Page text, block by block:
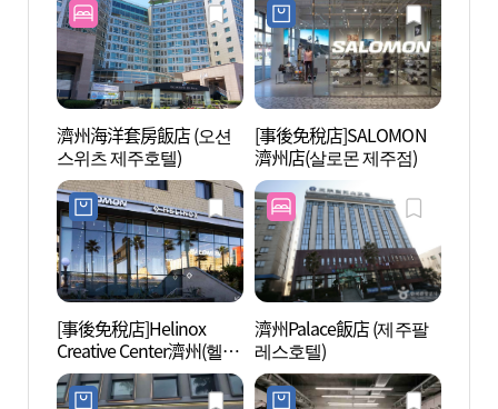
濟州海洋套房飯店 (오션
스위츠 제주호텔)
[事後免稅店]SALOMON
濟州店(살로몬 제주점)
[事後免稅店]Helinox
Creative Center濟州(헬리
녹스 크리에이티브 센터
제주)
濟州Palace飯店 (제주팔
레스호텔)